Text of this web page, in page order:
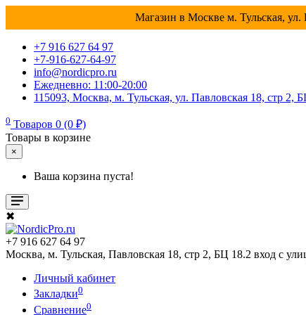
Магазин в Москве м. Тульская, ул.
+7 916 627 64 97
+7-916-627-64-97
info@nordicpro.ru
Ежедневно: 11:00-20:00
115093, Москва, м. Тульская, ул. Павловская 18, стр 2,
0 Товаров 0 (0 ₽)
Товары в корзине
×
Ваша корзина пуста!
✖
+7 916 627 64 97
Москва, м. Тульская, Павловская 18, стр 2, БЦ 18.2 вход с
Личный кабинет
Закладки0
Сравнение0